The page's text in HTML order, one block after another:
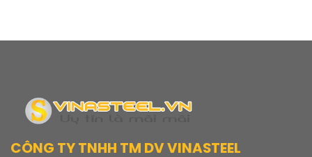
CÔNG TY TNHH TM DV VINASTEEL